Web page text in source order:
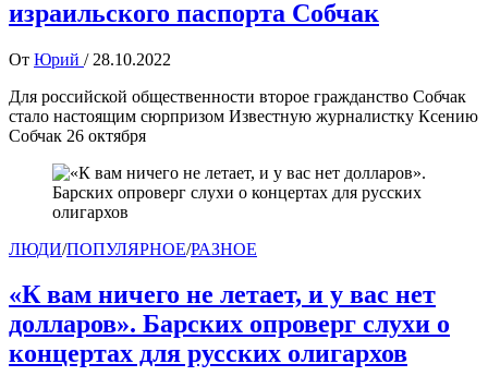
израильского паспорта Собчак
От Юрий / 28.10.2022
Для российской общественности второе гражданство Собчак
стало настоящим сюрпризом Известную журналистку Ксению
Собчак 26 октября
ЛЮДИ/ПОПУЛЯРНОЕ/РАЗНОЕ
«К вам ничего не летает, и у вас нет
долларов». Барских опроверг слухи о
концертах для русских олигархов